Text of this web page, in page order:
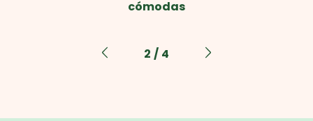
cómodas
2 / 4